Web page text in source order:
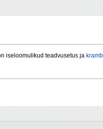
iseloomulikud teadvusetus ja